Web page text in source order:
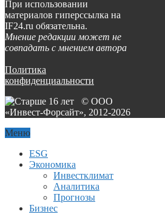
При использовании
материалов гиперссылка на
IF24.ru обязательна.
Мнение редакции может не
совпадать с мнением автора
Политика
конфиденциальности
© ООО
«Инвест-Форсайт», 2012-2026
Меню
ESG
Экономика
Инвестклимат
Аналитика
Прогнозы
Бизнес